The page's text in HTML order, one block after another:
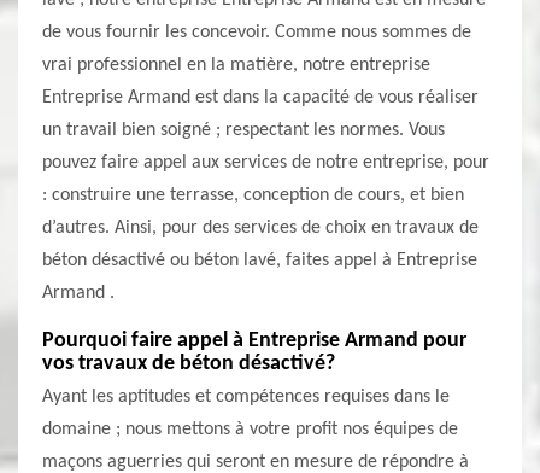
de vous fournir les concevoir. Comme nous sommes de
vrai professionnel en la matière, notre entreprise
Entreprise Armand est dans la capacité de vous réaliser
un travail bien soigné ; respectant les normes. Vous
pouvez faire appel aux services de notre entreprise, pour
: construire une terrasse, conception de cours, et bien
d’autres. Ainsi, pour des services de choix en travaux de
béton désactivé ou béton lavé, faites appel à Entreprise
Armand .
Pourquoi faire appel à Entreprise Armand pour
vos travaux de béton désactivé?
Ayant les aptitudes et compétences requises dans le
domaine ; nous mettons à votre profit nos équipes de
maçons aguerries qui seront en mesure de répondre à